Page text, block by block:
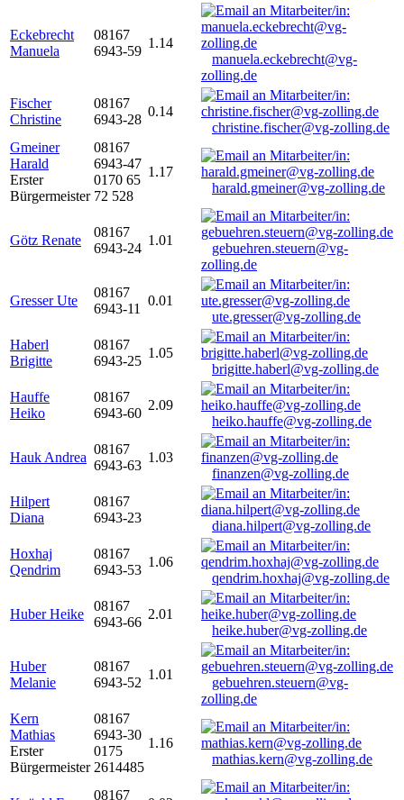
Eckebrecht
Manuela
08167
6943-59
1.14
manuela.eckebrecht@vg-
zolling.de
Fischer
Christine
08167
6943-28
0.14
christine.fischer@vg-zolling.de
Gmeiner
Harald
Erster
Bürgermeister
08167
6943-47
0170 65
72 528
1.17
harald.gmeiner@vg-zolling.de
Götz Renate
08167
6943-24
1.01
gebuehren.steuern@vg-
zolling.de
Gresser Ute
08167
6943-11
0.01
ute.gresser@vg-zolling.de
Haberl
Brigitte
08167
6943-25
1.05
brigitte.haberl@vg-zolling.de
Hauffe
Heiko
08167
6943-60
2.09
heiko.hauffe@vg-zolling.de
Hauk Andrea
08167
6943-63
1.03
finanzen@vg-zolling.de
Hilpert
Diana
08167
6943-23
diana.hilpert@vg-zolling.de
Hoxhaj
Qendrim
08167
6943-53
1.06
qendrim.hoxhaj@vg-zolling.de
Huber Heike
08167
6943-66
2.01
heike.huber@vg-zolling.de
Huber
Melanie
08167
6943-52
1.01
gebuehren.steuern@vg-
zolling.de
Kern
Mathias
Erster
Bürgermeister
08167
6943-30
0175
2614485
1.16
mathias.kern@vg-zolling.de
08167